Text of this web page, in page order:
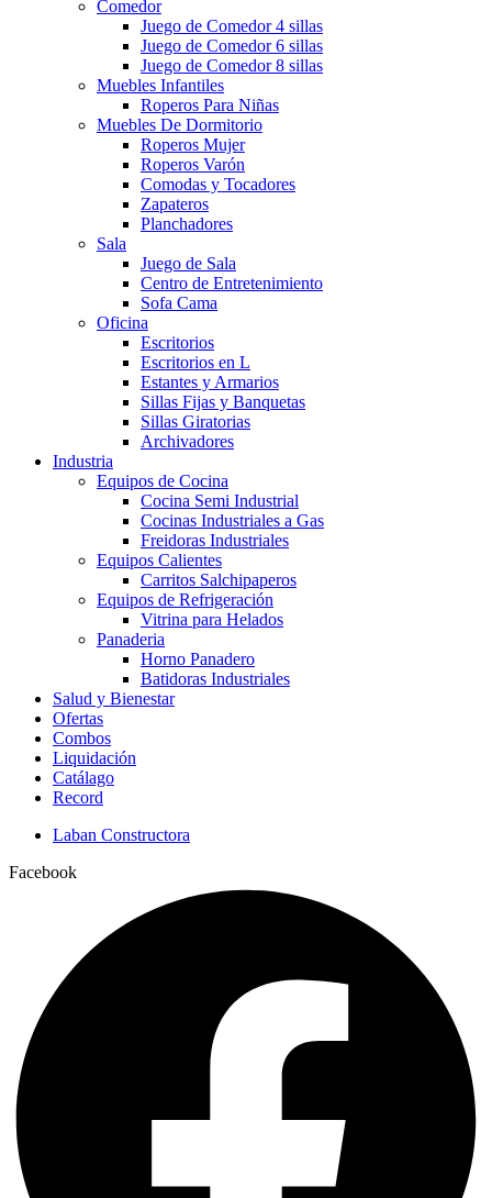
Comedor
Juego de Comedor 4 sillas
Juego de Comedor 6 sillas
Juego de Comedor 8 sillas
Muebles Infantiles
Roperos Para Niñas
Muebles De Dormitorio
Roperos Mujer
Roperos Varón
Comodas y Tocadores
Zapateros
Planchadores
Sala
Juego de Sala
Centro de Entretenimiento
Sofa Cama
Oficina
Escritorios
Escritorios en L
Estantes y Armarios
Sillas Fijas y Banquetas
Sillas Giratorias
Archivadores
Industria
Equipos de Cocina
Cocina Semi Industrial
Cocinas Industriales a Gas
Freidoras Industriales
Equipos Calientes
Carritos Salchipaperos
Equipos de Refrigeración
Vitrina para Helados
Panaderia
Horno Panadero
Batidoras Industriales
Salud y Bienestar
Ofertas
Combos
Liquidación
Catálago
Record
Laban Constructora
Facebook